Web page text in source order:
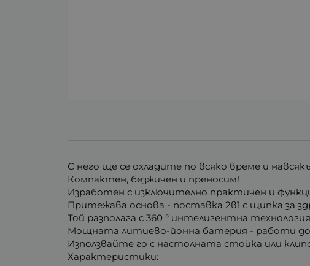
С него ще се охладите по всяко време и
Компактен, безжичен и преносим!
Изработен с изключително практичен и
Притежава основа - поставка 2в1 с щипка за
Той разполага с 360 ° интелигентна
Мощната литиево-йонна батерия - работи до
Използвайте го с настолната стойка или
Характеристики: